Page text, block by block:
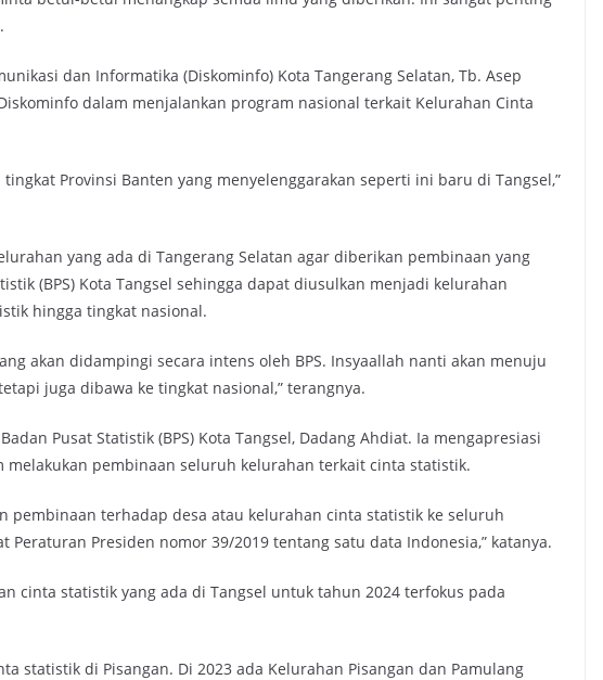
dan Informatika (Diskominfo) Kota Tangerang Selatan, Tb. Asep
dalam menjalankan program nasional terkait Kelurahan Cinta
Provinsi Banten yang menyelenggarakan seperti ini baru di Tangsel,”
yang ada di Tangerang Selatan agar diberikan pembinaan yang
(BPS) Kota Tangsel sehingga dapat diusulkan menjadi kelurahan
hingga tingkat nasional.
akan didampingi secara intens oleh BPS. Insyaallah nanti akan menuju
juga dibawa ke tingkat nasional,” terangnya.
Pusat Statistik (BPS) Kota Tangsel, Dadang Ahdiat. Ia mengapresiasi
melakukan pembinaan seluruh kelurahan terkait cinta statistik.
pembinaan terhadap desa atau kelurahan cinta statistik ke seluruh
Peraturan Presiden nomor 39/2019 tentang satu data Indonesia,” katanya.
cinta statistik yang ada di Tangsel untuk tahun 2024 terfokus pada
statistik di Pisangan. Di 2023 ada Kelurahan Pisangan dan Pamulang